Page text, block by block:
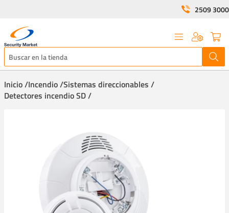
2509 3000
Inicio /Incendio /Sistemas direccionables /
Detectores incendio SD /